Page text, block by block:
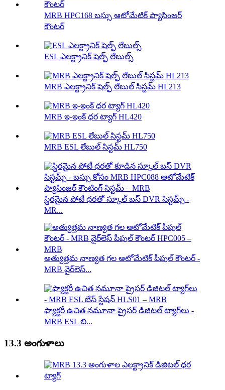
MRB HPC168 బస్సు ఆటోమేటిక్ ప్యాసింజర్
కౌంటర్
ESL ఎలక్ట్రానిక్ షెల్ఫ్ లేబుల్స్
MRB ఎలక్ట్రానిక్ షెల్ఫ్ లేబుల్ సిస్టమ్ HL213
MRB ఇ-ఇంక్ ధర ట్యాగ్ HL420
MRB ESL లేబుల్ సిస్టమ్ HL750
స్థిరమైన పోటీ ధరతో స్కూల్ బస్ DVR సిస్టమ్స్ -
MR...
అత్యుత్తమ నాణ్యత గల ఆటోమేటిక్ పీపుల్ కౌంటర్ -
MRB వైర్‌లెస్...
ఫ్యాక్టరీ ఉచిత నమూనా ప్రైసర్ డిజిటల్ ట్యాగ్‌లు -
MRB ESL బి...
13.3 అంగుళాలు